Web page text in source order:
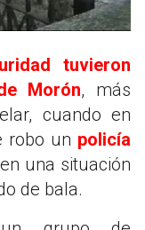
Morón, más
cuando en
robo un policía
una situación
de bala.